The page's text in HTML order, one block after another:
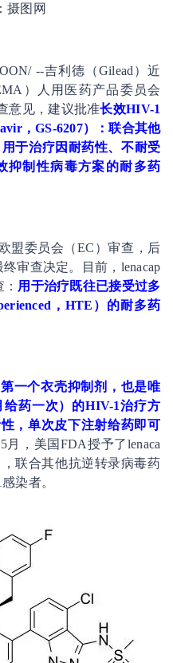
摄图网
--吉利德（Gilead）近
）人用医药产品委员会
意见，建议批准长效HIV-1
，GS-6207）：联合其他
于治疗因耐药性、不耐受
抑制性病毒方案的耐多药
盟委员会（EC）审查，后
审查决定。目前，lenacap
用于治疗既往已接受过多
，HTE）的耐多药
一个衣壳抑制剂，也是唯
药一次）的HIV-1治疗方
，单次皮下注射给药即可
月，美国FDA授予了lenaca
，联合其他抗逆转录病毒药
染者。